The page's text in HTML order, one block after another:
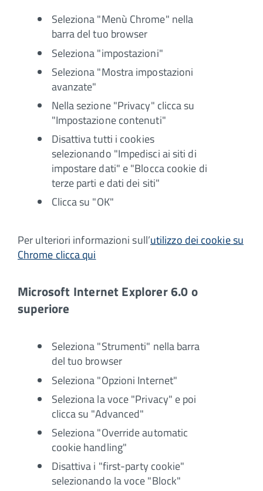
Seleziona "Menù Chrome" nella
barra del tuo browser
Seleziona "impostazioni"
Seleziona "Mostra impostazioni
avanzate"
Nella sezione "Privacy" clicca su
"Impostazione contenuti"
Disattiva tutti i cookies
selezionando "Impedisci ai siti di
impostare dati" e "Blocca cookie di
terze parti e dati dei siti"
Clicca su "OK"
Per ulteriori informazioni sull’utilizzo dei cookie su
Chrome clicca qui
Microsoft Internet Explorer 6.0 o
superiore
Seleziona "Strumenti" nella barra
del tuo browser
Seleziona "Opzioni Internet"
Seleziona la voce "Privacy" e poi
clicca su "Advanced"
Seleziona "Override automatic
cookie handling"
Disattiva i "first-party cookie"
selezionando la voce "Block"